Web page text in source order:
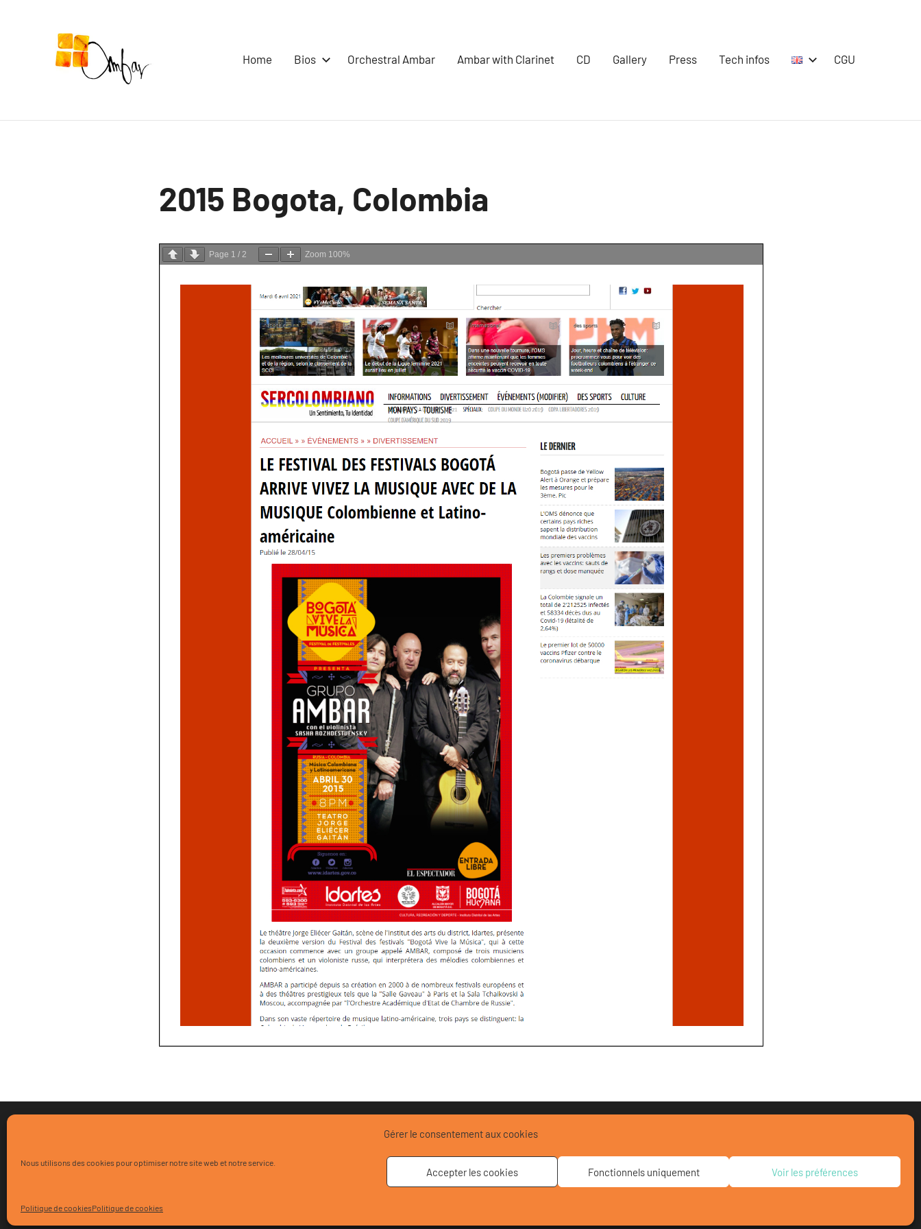
Gérer le consentement aux cookies
Nous utilisons des cookies pour optimiser notre site web et notre service.
Accepter les cookies Fonctionnels uniquement Voir les préférences
Politique de cookiesPolitique de cookies
Home Bios Orchestral Ambar Ambar with Clarinet CD Gallery Press Tech infos CGU
2015 Bogota, Colombia
Page 1 / 2 Zoom 100%
© 2020 Ambar - Designed by Lena Iliady and Isabelle Van Quang